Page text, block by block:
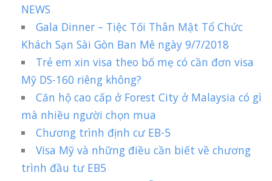
NEWS
Gala Dinner – Tiệc Tối Thân Mật Tổ Chức
Khách Sạn Sài Gòn Ban Mê ngày 9/7/2018
Trẻ em xin visa theo bố mẹ có cần đơn visa
Mỹ DS-160 riêng không?
Căn hộ cao cấp ở Forest City ở Malaysia có gì
mà nhiều người chọn mua
Chương trình định cư EB-5
Visa Mỹ và những điều cần biết về chương
trình đầu tư EB5